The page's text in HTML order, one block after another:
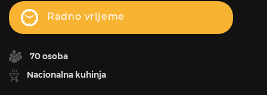
Radno vrijeme
70 osoba
Nacionalna kuhinja